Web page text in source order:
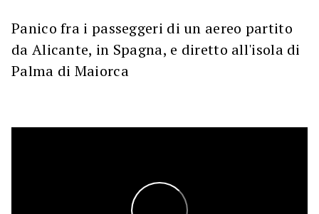
Panico fra i passeggeri di un aereo partito
da Alicante, in Spagna, e diretto all'isola di
Palma di Maiorca